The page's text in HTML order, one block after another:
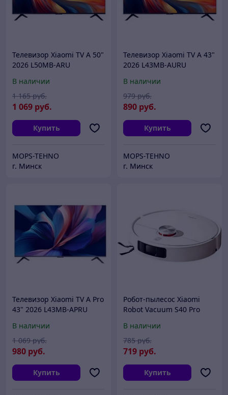
Телевизор Xiaomi TV A 50"
2026 L50MB-ARU
В наличии
1 069 руб.
1 165 руб.
Купить
MOPS-TEHNO
г. Минск
Телевизор Xiaomi TV A 43"
2026 L43MB-AURU
В наличии
890 руб.
979 руб.
Купить
MOPS-TEHNO
г. Минск
Телевизор Xiaomi TV A Pro
43" 2026 L43MB-APRU
В наличии
980 руб.
1 069 руб.
Купить
Робот-пылесос Xiaomi
Robot Vacuum S40 Pro
белый)
В наличии
719 руб.
785 руб.
Купить